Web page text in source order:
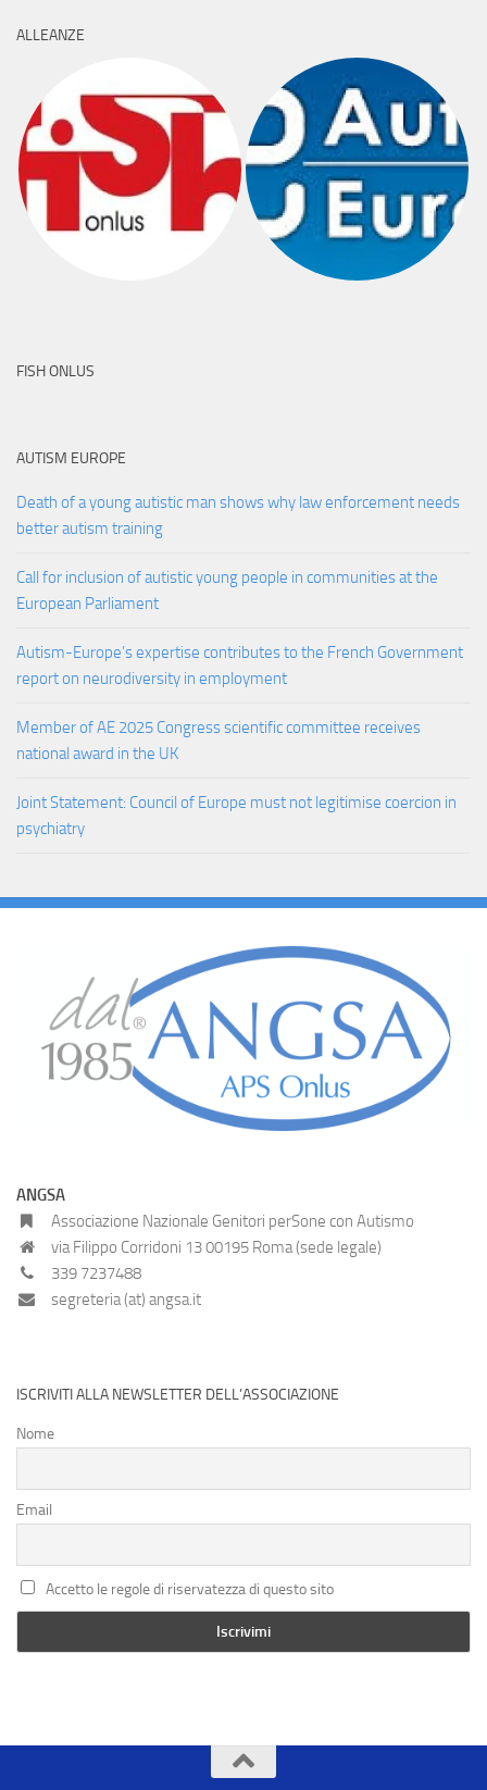
ALLEANZE
FISH ONLUS
AUTISM EUROPE
Death of a young autistic man shows why law enforcement needs
better autism training
Call for inclusion of autistic young people in communities at the
European Parliament
Autism-Europe’s expertise contributes to the French Government
report on neurodiversity in employment
Member of AE 2025 Congress scientific committee receives
national award in the UK
Joint Statement: Council of Europe must not legitimise coercion in
psychiatry
ANGSA
Associazione Nazionale Genitori perSone con Autismo
via Filippo Corridoni 13 00195 Roma (sede legale)
339 7237488
segreteria (at) angsa.it
ISCRIVITI ALLA NEWSLETTER DELL’ASSOCIAZIONE
Nome
Email
Accetto le regole di riservatezza di questo sito